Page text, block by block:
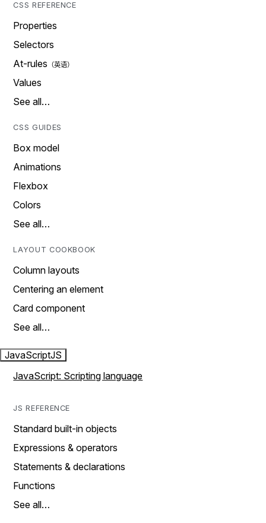
CSS REFERENCE
Properties
Selectors
At-rules
Values
See all…
CSS GUIDES
Box model
Animations
Flexbox
Colors
See all…
LAYOUT COOKBOOK
Column layouts
Centering an element
Card component
See all…
JavaScriptJS
JavaScript: Scripting language
JS REFERENCE
Standard built-in objects
Expressions & operators
Statements & declarations
Functions
See all…